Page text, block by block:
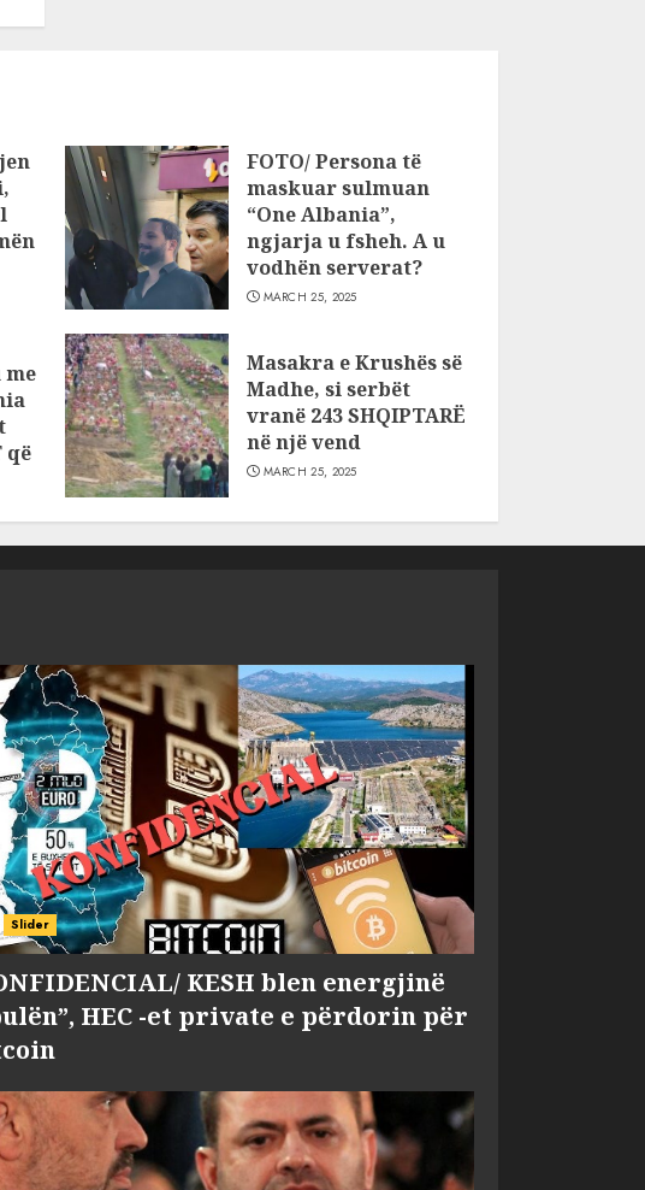
FOTO/ Persona të
maskuar sulmuan
“One Albania”,
ngjarja u fsheh. A u
vodhën serverat?
MARCH 25, 2025
që
Masakra e Krushës së
Madhe, si serbët
vranë 243 SHQIPTARË
në një vend
MARCH 25, 2025
Slider
KESH blen energjinë
HEC -et private e përdorin për